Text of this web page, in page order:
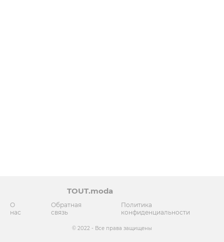
TOUT.moda
О
нас
Обратная
связь
Политика
конфиденциальности
© 2022 - Все права защищены